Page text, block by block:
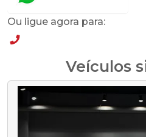
Ou ligue agora para:
Veículos